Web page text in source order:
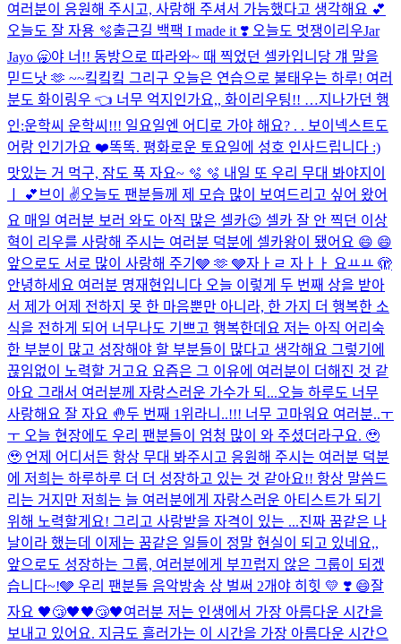
여러분이 응원해 주시고, 사랑해 주셔서 가능했다고 생각해요 💕​
오늘도 잘 자용 🫧​출근길 백팩 I made it ❣️ 오늘도 멋쟁이리우Jar
Jayo 🥱야 너!! 동방으로 따라와~ 때 찍었던 셀카입니당 걔 말을
믿드낫 🫶 ~~킼킼킼 그리구 오늘은 연습으로 불태우는 하루! 여러
분도 화이링우 👈 너무 억지인가요,, 화이리우팅!! …지나가던 행
인:운학씨 운학씨!!! 일요일엔 어디로 가야 해요? . . 보이넥스트도
어랑 인기가요 ❤️똑똑. 평화로운 토요일에 성호 인사드립니다 :)
맛있는 거 먹구, 잠도 푹 자요~ 🫧 🫧 내일 또 우리 무대 봐야지이
ㅣ 💕 브이 ✌️오늘도 팬분들께 제 모습 많이 보여드리고 싶어 왔어
요 매일 여러분 보러 와도 아직 많은 셀카😉 셀카 잘 안 찍던 이상
혁이 리우를 사랑해 주시는 여러분 덕분에 셀카왕이 됐어요 😄 😄
앞으로도 서로 많이 사랑해 주기🩶 🫶 🩶자ㅏㄹ 자ㅏㅏ 요ㅛㅛ 🫣
안녕하세요 여러분 명재현입니다 오늘 이렇게 두 번째 상을 받아
서 제가 어제 전하지 못 한 마음뿐만 아니라, 한 가지 더 행복한 소
식을 전하게 되어 너무나도 기쁘고 행복한데요 저는 아직 어리숙
한 부분이 많고 성장해야 할 부분들이 많다고 생각해요 그렇기에
끊임없이 노력할 거고요 요즘은 그 이유에 여러분이 더해진 것 같
아요 그래서 여러분께 자랑스러운 가수가 되...오늘 하루도 너무
사랑해요 잘 자요 🤚두 번째 1위라니..!!! 너무 고마워요 여러분..ㅜ
ㅜ 오늘 현장에도 우리 팬분들이 엄청 많이 와 주셨더라구요. 🥹
🥹 언제 어디서든 항상 무대 봐주시고 응원해 주시는 여러분 덕분
에 저희는 하루하루 더 더 성장하고 있는 것 같아요!! 항상 말씀드
리는 거지만 저희는 늘 여러분에게 자랑스러운 아티스트가 되기
위해 노력할게요! 그리고 사랑받을 자격이 있는 ...진짜 꿈같은 나
날이라 했는데 이제는 꿈같은 일들이 정말 현실이 되고 있네요,,
앞으로도 성장하는 그룹, 여러분에게 부끄럽지 않은 그룹이 되겠
습니다~!🩶 우리 팬분들 음악방송 상 벌써 2개야 히힛 💛​ ❣️​ 😄​잘
자요 🖤😴🖤🖤😴🖤여러분 저는 인생에서 가장 아름다운 시간을
보내고 있어요. 지금도 흘러가는 이 시간을 가장 아름다운 시간으